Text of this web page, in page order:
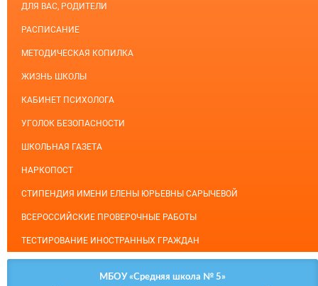
ДЛЯ ВАС, РОДИТЕЛИ
РАСПИСАНИЕ
МЕТОДИЧЕСКАЯ КОПИЛКА
ЖИЗНЬ ШКОЛЫ
КАБИНЕТ ПСИХОЛОГА
УГОЛОК БЕЗОПАСНОСТИ
ШКОЛЬНАЯ ГАЗЕТА
НАРКОПОСТ
СТИПЕНДИЯ ИМЕНИ ЕЛЕНЫ ЮРЬЕВНЫ САРЫЧЕВОЙ
ВСЕРОССИЙСКИЕ ПРОВЕРОЧНЫЕ РАБОТЫ
ТЕСТИРОВАНИЕ ИНОСТРАННЫХ ГРАЖДАН
МБОУ «Средняя школа № 5»